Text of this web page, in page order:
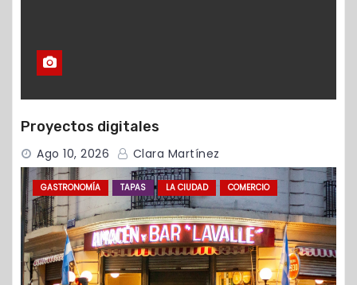
Proyectos digitales
Ago 10, 2026 Clara Martínez
GASTRONOMÍA TAPAS LA CIUDAD COMERCIO